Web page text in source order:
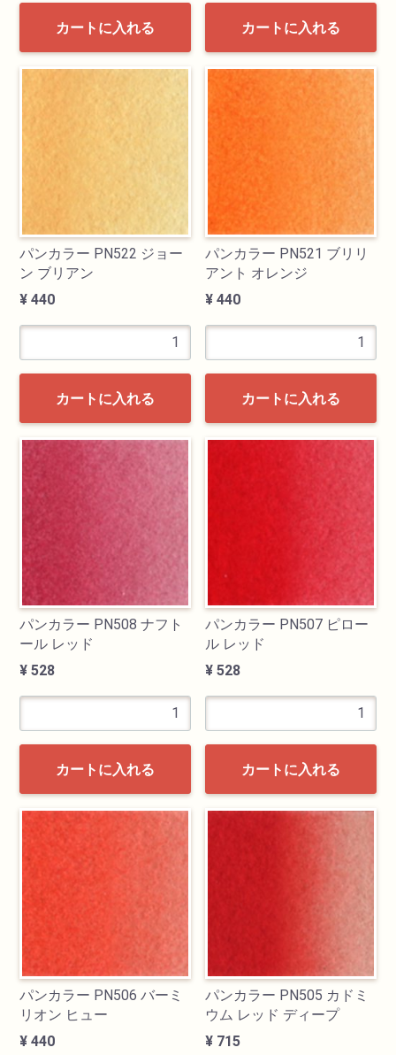
カートに入れる カートに入れる
パンカラー PN522 ジョー
ン ブリアン
¥ 440
カートに入れる
パンカラー PN521 ブリリ
アント オレンジ
¥ 440
カートに入れる
パンカラー PN508 ナフト
ール レッド
¥ 528
カートに入れる
パンカラー PN507 ピロー
ル レッド
¥ 528
カートに入れる
パンカラー PN506 バーミ
リオン ヒュー
¥ 440
パンカラー PN505 カドミ
ウム レッド ディープ
¥ 715